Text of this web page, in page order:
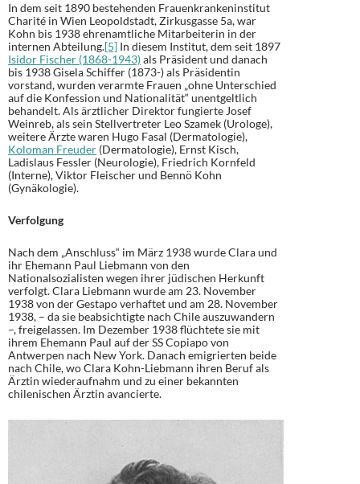
In dem seit 1890 bestehenden Frauenkrankeninstitut
Charité in Wien Leopoldstadt, Zirkusgasse 5a, war
Kohn bis 1938 ehrenamtliche Mitarbeiterin in der
internen Abteilung.[5] In diesem Institut, dem seit 1897
Isidor Fischer (1868-1943)als Präsident und danach
bis 1938 Gisela Schiffer (1873-) als Präsidentin
vorstand, wurden verarmte Frauen „ohne Unterschied
auf die Konfession und Nationalität“ unentgeltlich
behandelt. Als ärztlicher Direktor fungierte Josef
Weinreb, als sein Stellvertreter Leo Szamek (Urologe),
weitere Ärzte waren Hugo Fasal (Dermatologie),
Koloman Freuder (Dermatologie), Ernst Kisch,
Ladislaus Fessler (Neurologie), Friedrich Kornfeld
(Interne), Viktor Fleischer und Bennö Kohn
(Gynäkologie).
Verfolgung
Nach dem „Anschluss“ im März 1938 wurde Clara und
ihr Ehemann Paul Liebmann von den
Nationalsozialisten wegen ihrer jüdischen Herkunft
verfolgt. Clara Liebmann wurde am 23. November
1938 von der Gestapo verhaftet und am 28. November
1938, – da sie beabsichtigte nach Chile auszuwandern
–, freigelassen. Im Dezember 1938 flüchtete sie mit
ihrem Ehemann Paul auf der SS Copiapo von
Antwerpen nach New York. Danach emigrierten beide
nach Chile, wo Clara Kohn-Liebmann ihren Beruf als
Ärztin wiederaufnahm und zu einer bekannten
chilenischen Ärztin avancierte.